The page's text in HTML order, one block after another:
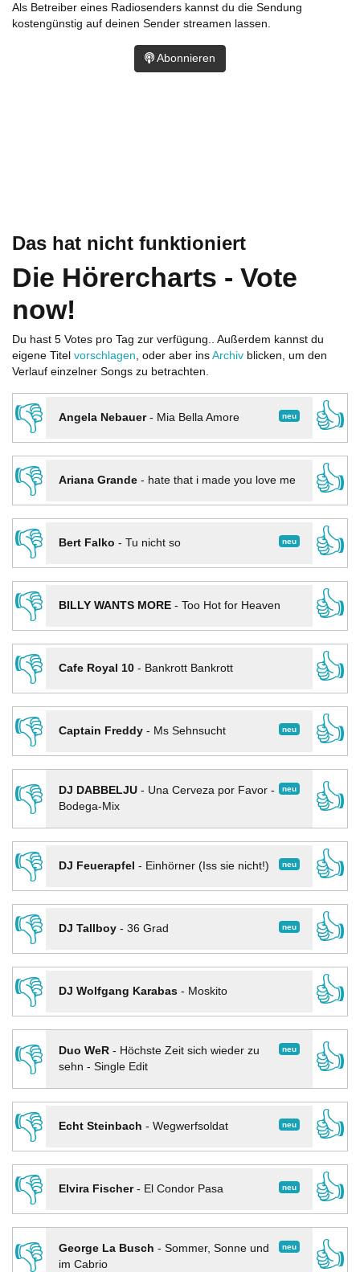
Das hat nicht funktioniert
Die Hörercharts - Vote
now!
Du hast 5 Votes pro Tag zur verfügung.. Außerdem kannst du
eigene Titel vorschlagen, oder aber ins Archiv blicken, um den
Verlauf einzelner Songs zu betrachten.
👎 neu
Angela Nebauer- Mia Bella Amore
👍
👎
Ariana Grande- hate that i made you love me
👍
👎
neu
Bert Falko - Tu nicht so
👍
👎
BILLY WANTS MORE- Too Hot for Heaven
👍
👎
Cafe Royal 10- Bankrott Bankrott
👍
👎
neu
Captain Freddy- Ms Sehnsucht
👍
👎
neu
DJ DABBELJU- Una Cerveza por Favor -
Bodega-Mix
👍
👎
neu
DJ Feuerapfel - Einhörner (Iss sie nicht!)
👍
👎
neu
DJ Tallboy- 36 Grad
👍
👎
DJ Wolfgang Karabas- Moskito
👍
👎
neu
Duo WeR- Höchste Zeit sich wieder zu
sehn - Single Edit
👍
👎
neu
Echt Steinbach - Wegwerfsoldat
👍
👎
neu
Elvira Fischer- El Condor Pasa
👍
👎
neu
George La Busch - Sommer, Sonne und
im Cabrio
👍
Als Betreiber eines Radiosenders kannst du die Sendung
kostengünstig auf deinen Sender streamen lassen.
Abonnieren